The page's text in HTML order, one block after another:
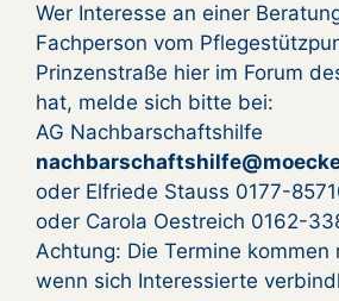
Wer Interesse an einer
Fachperson vom
Prinzenstraße hier im Forum
hat, melde sich bitte bei:
AG Nachbarschaftshilfe
oder Elfriede Stauss 0177-
oder Carola Oestreich 0162-
Achtung: Die Termine kommen
wenn sich Interessierte